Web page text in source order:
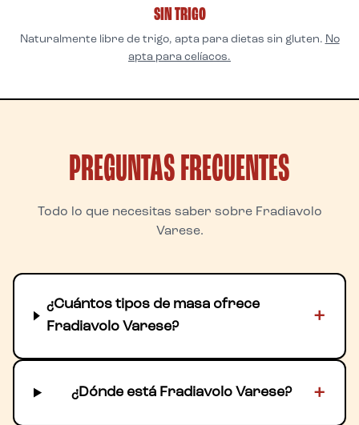
SIN TRIGO
Naturalmente libre de trigo, apta para dietas sin gluten. No
apta para celíacos.
PREGUNTAS FRECUENTES
Todo lo que necesitas saber sobre Fradiavolo
Varese.
¿Cuántos tipos de masa ofrece
Fradiavolo Varese?
+
¿Dónde está Fradiavolo Varese? +